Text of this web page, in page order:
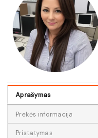
Aprašymas
Prekės informacija
Pristatymas